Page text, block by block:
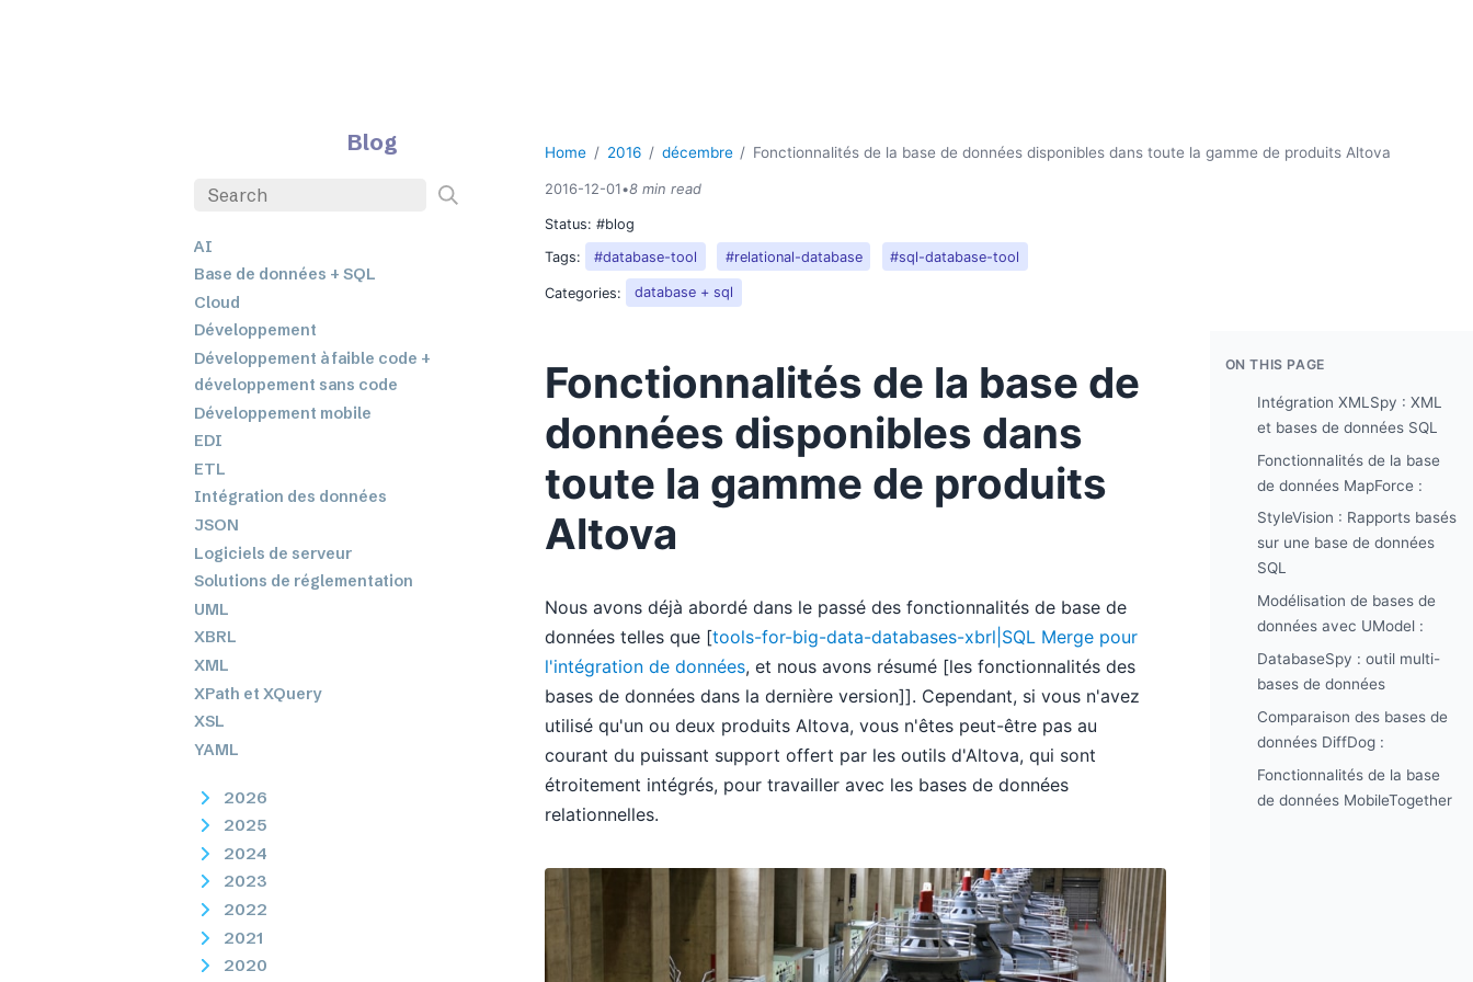
Blog
AI
Base de données + SQL
Cloud
Développement
Développement à faible code +
développement sans code
Développement mobile
EDI
ETL
Intégration des données
JSON
Logiciels de serveur
Solutions de réglementation
UML
XBRL
XML
XPath et XQuery
XSL
YAML
2026
2025
2024
2023
2022
2021
2020
Home 2016 décembre Fonctionnalités de la base de données disponibles dans toute la gamme de produits Altova
2016-12-01•8 min read
Status:#blog
Tags:
#database-tool #relational-database #sql-database-tool
Categories: database + sql
Fonctionnalités de la base de
données disponibles dans
toute la gamme de produits
Altova
Nous avons déjà abordé dans le passé des fonctionnalités de base de
données telles que [tools-for-big-data-databases-xbrl|SQL Merge pour
l'intégration de données, et nous avons résumé [les fonctionnalités des
bases de données dans la dernière version]]. Cependant, si vous n'avez
utilisé qu'un ou deux produits Altova, vous n'êtes peut-être pas au
courant du puissant support offert par les outils d'Altova, qui sont
étroitement intégrés, pour travailler avec les bases de données
relationnelles.
ON THIS PAGE
Intégration XMLSpy : XML
et bases de données SQL
Fonctionnalités de la base
de données MapForce :
StyleVision : Rapports basés
sur une base de données
SQL
Modélisation de bases de
données avec UModel :
DatabaseSpy : outil multi-
bases de données
Comparaison des bases de
données DiffDog :
Fonctionnalités de la base
de données MobileTogether